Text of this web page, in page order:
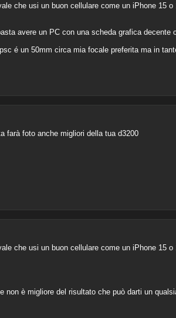
che usi un buon cellulare come un iPhone 15
avere un PC con una scheda grafica decente
é un 50mm circa mia focale preferita ma in
farà foto anche migliori della tua d3200
che usi un buon cellulare come un iPhone 15
è migliore del risultato che può darti un